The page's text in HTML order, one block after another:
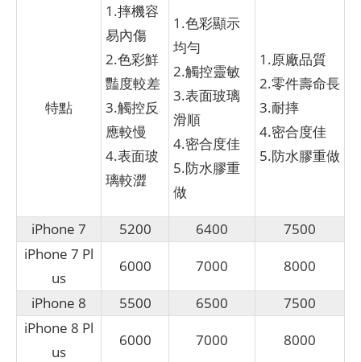
特點
1.摔機容
易內傷
2.色彩鮮
豔度較差
3.觸控反
應較慢
4.表面玻
璃較澀
1.色彩顯示
均勻
2.觸控靈敏
3.表面玻璃
滑順
4.密合度佳
5.防水膠重
做
1.原廠品質
2.零件壽命長
3.耐摔
4.密合度佳
5.防水膠重做
iPhone 7 5200 6400
7500
iPhone 7 Pl
us
6000 7000
8000
iPhone 8
5500 6500
7500
iPhone 8 Pl
us
6000 7000
8000